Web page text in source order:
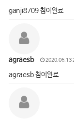
ganji8709 참여완료
agraesb 2020.06.13
agraesb 참여완료